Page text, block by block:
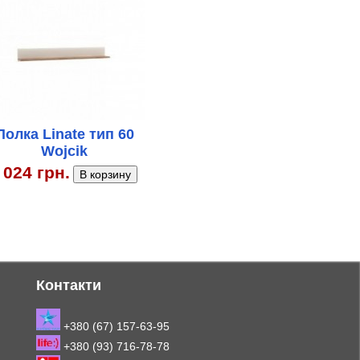
Linate тип 60
Wojcik
грн.
Контакти
+380 (67) 157-63-95
+380 (93) 716-78-78